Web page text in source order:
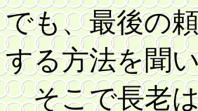
でも、最後の
する方法を聞
そこで長老